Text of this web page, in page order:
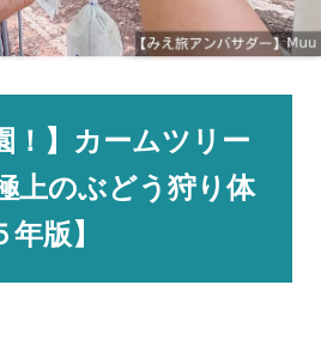
！】カームツリー
上のぶどう狩り体
版】